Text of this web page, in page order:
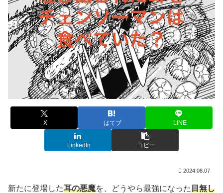
X はてブ LINE
LinkedIn コピー
2024.08.07
新たに登場した耳の悪魔を、どうやら最強になった目無し